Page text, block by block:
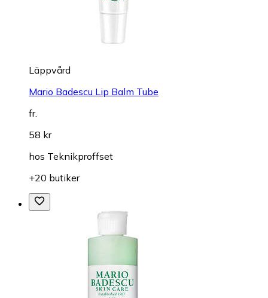
Läppvård
Mario Badescu Lip Balm Tube
fr.
58 kr
hos Teknikproffset
+20 butiker